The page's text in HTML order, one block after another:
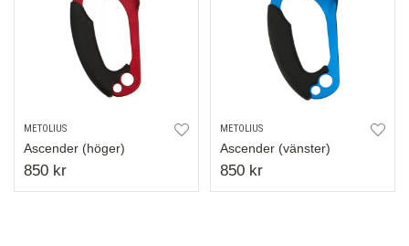
METOLIUS
Ascender (höger)
850 kr
METOLIUS
Ascender (vänster)
850 kr